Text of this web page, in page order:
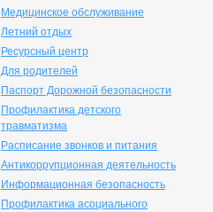
Медицинское обслуживание
Летний отдых
Ресурсный центр
Для родителей
Паспорт Дорожной безопасности
Профилактика детского
травматизма
Расписание звонков и питания
Антикоррупционная деятельность
Информационная безопасность
Профилактика асоциального